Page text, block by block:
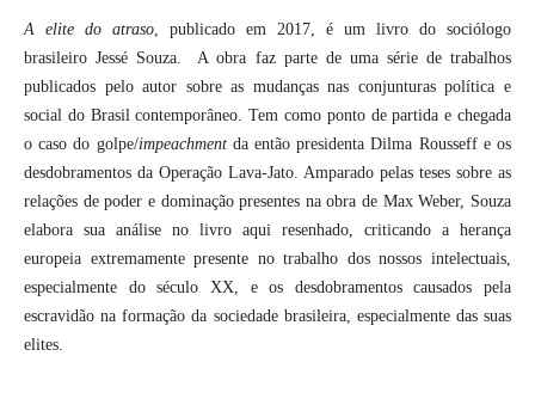
A elite do atraso, publicado em 2017, é um livro do sociólogo
brasileiro Jessé Souza. A obra faz parte de uma série de trabalhos
publicados pelo autor sobre as mudanças nas conjunturas política e
social do Brasil contemporâneo. Tem como ponto de partida e chegada
o caso do golpe/impeachmentda então presidenta Dilma Rousseff e os
desdobramentos da Operação Lava-Jato. Amparado pelas teses sobre as
relações de poder e dominação presentes na obra de Max Weber, Souza
elabora sua análise no livro aqui resenhado, criticando a herança
europeia extremamente presente no trabalho dos nossos intelectuais,
especialmente do século XX, e os desdobramentos causados pela
escravidão na formação da sociedade brasileira, especialmente das suas
elites.